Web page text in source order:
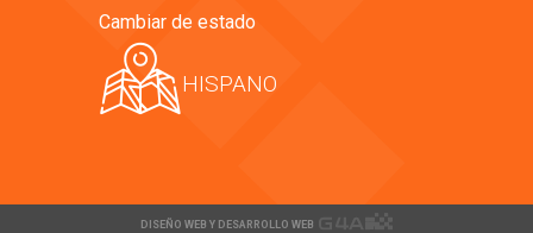
Cambiar de estado
HISPANO
DISEÑO WEB Y DESARROLLO WEB